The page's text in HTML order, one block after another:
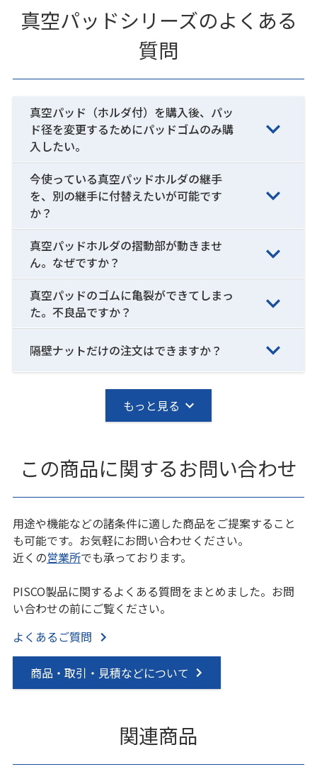
真空パッドシリーズのよくある
質問
真空パッド（ホルダ付）を購入後、パッ
ド径を変更するためにパッドゴムのみ購
入したい。
今使っている真空パッドホルダの継手
を、別の継手に付替えたいが可能です
か？
真空パッドホルダの摺動部が動きませ
ん。なぜですか？
真空パッドのゴムに亀裂ができてしまっ
た。不良品ですか？
隔壁ナットだけの注文はできますか？
もっと見る
この商品に関するお問い合わせ
用途や機能などの諸条件に適した商品をご提案すること
も可能です。お気軽にお問い合わせください。
近くの営業所でも承っております。
PISCO製品に関するよくある質問をまとめました。お問
い合わせの前にご覧ください。
よくあるご質問
商品・取引・見積などについて
関連商品